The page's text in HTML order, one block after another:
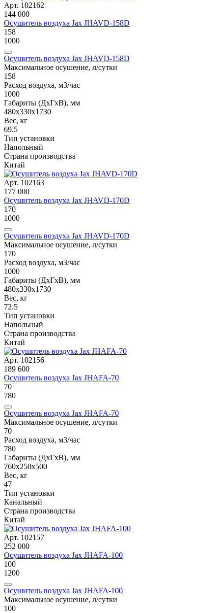
Арт. 102162
144 000
Осушитель воздуха Jax JHAVD-158D
158
1000
Осушитель воздуха Jax JHAVD-158D
Максимальное осушение, л/сутки
158
Расход воздуха, м3/час
1000
Габариты (ДxГxВ), мм
480х330x1730
Вес, кг
69.5
Тип установки
Напольный
Страна производства
Китай
Арт. 102163
177 000
Осушитель воздуха Jax JHAVD-170D
170
1000
Осушитель воздуха Jax JHAVD-170D
Максимальное осушение, л/сутки
170
Расход воздуха, м3/час
1000
Габариты (ДxГxВ), мм
480х330x1730
Вес, кг
72.5
Тип установки
Напольный
Страна производства
Китай
Арт. 102156
189 600
Осушитель воздуха Jax JHAFA-70
70
780
Осушитель воздуха Jax JHAFA-70
Максимальное осушение, л/сутки
70
Расход воздуха, м3/час
780
Габариты (ДxГxВ), мм
760х250x500
Вес, кг
47
Тип установки
Канальный
Страна производства
Китай
Арт. 102157
252 000
Осушитель воздуха Jax JHAFA-100
100
1200
Осушитель воздуха Jax JHAFA-100
Максимальное осушение, л/сутки
100